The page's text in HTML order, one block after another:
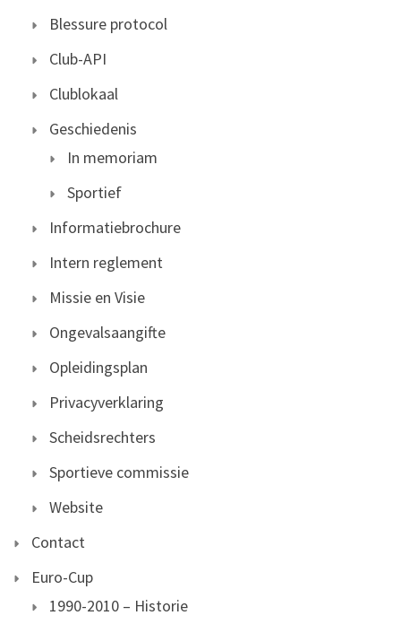
Blessure protocol
Club-API
Clublokaal
Geschiedenis
In memoriam
Sportief
Informatiebrochure
Intern reglement
Missie en Visie
Ongevalsaangifte
Opleidingsplan
Privacyverklaring
Scheidsrechters
Sportieve commissie
Website
Contact
Euro-Cup
1990-2010 – Historie